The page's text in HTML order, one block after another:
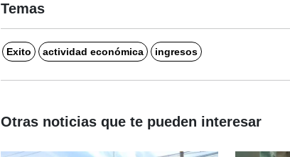
Temas
Exito actividad económica ingresos
Otras noticias que te pueden interesar